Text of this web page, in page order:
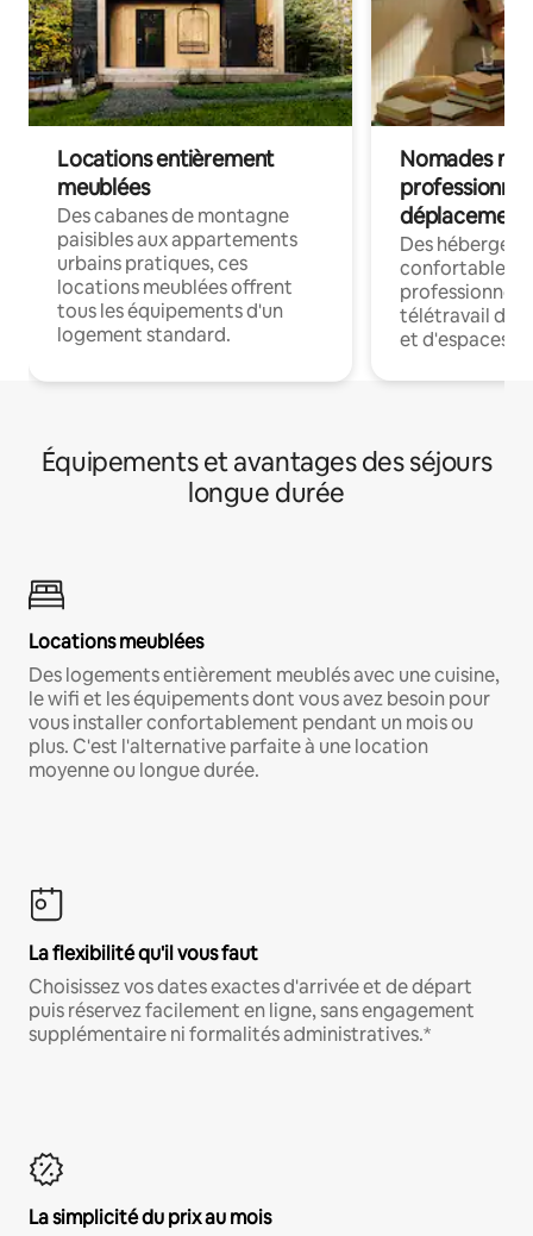
Locations entièrement
meublées
Des cabanes de montagne
paisibles aux appartements
urbains pratiques, ces
locations meublées offrent
tous les équipements d'un
logement standard.
Nomades
déplacement
Des
confortables
professionnels
télétravail
et d'espaces
Équipements et avantages des séjours
longue durée
Locations meublées
Des logements entièrement meublés avec une cuisine,
le wifi et les équipements dont vous avez besoin pour
vous installer confortablement pendant un mois ou
plus. C'est l'alternative parfaite à une location
moyenne ou longue durée.
La flexibilité qu'il vous faut
Choisissez vos dates exactes d'arrivée et de départ
puis réservez facilement en ligne, sans engagement
supplémentaire ni formalités administratives.*
La simplicité du prix au mois